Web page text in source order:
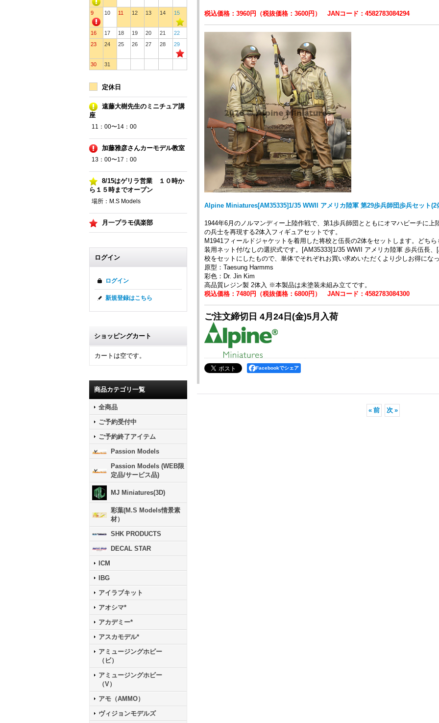
9 10 11 12 13 14 15
16 17 18 19 20 21
22
23
24 25 26 27 28 29
30 31
定休日
遠藤大樹先生のミニチュア講
座
11：00〜14：00
加藤雅彦さんカーモデル教室
13：00〜17：00
8/15はゲリラ営業 １０時か
ら１５時までオープン
場所：M.S Models
月一プラモ倶楽部
ログイン
ログイン
新規登録はこちら
ショッピングカート
カートは空です。
商品カテゴリ一覧
全商品
ご予約受付中
ご予約終了アイテム
Passion Models
Passion Models (WEB限
定品/サービス品)
MJ Miniatures(3D)
彩葉(M.S Models情景素
材）
SHK PRODUCTS
DECAL STAR
ICM
IBG
アイラブキット
アオシマ*
アカデミー*
アスカモデル*
アミュージングホビー
（ビ）
アミュージングホビー
（V）
アモ（AMMO）
ヴィジョンモデルズ
税込価格：3960円（税抜価格：3600円） JANコード：4582783084294
Alpine Miniatures[AM35335]1/35 WWII アメリカ陸軍 第29歩兵師団歩兵セット(2
1944年6月のノルマンディー上陸作戦で、第1歩兵師団とともにオマハビーチに上
の兵士を再現する2体入フィギュアセットです。
M1941フィールドジャケットを着用した将校と伍長の2体をセットします。どち
装用ネット付/なしの選択式です。[AM35333]1/35 WWII アメリカ陸軍 歩兵伍長
校をセットにしたもので、単体でそれぞれお買い求めいただくより少しお得になっ
原型：Taesung Harmms
彩色：Dr. Jin Kim
高品質レジン製 2体入 ※本製品は未塗装未組み立てです。
税込価格：7480円（税抜価格：6800円） JANコード：4582783084300
ご注文締切日 4月24日(金)5月入荷
Facebookでシェア
« 前 次 »